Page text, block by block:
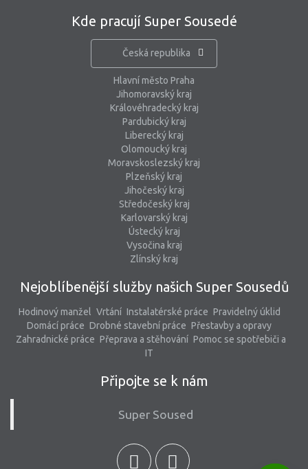
Kde pracují Super Sousedé
Česká republika
Hlavní město Praha
Jihomoravský kraj
Královéhradecký kraj
Pardubický kraj
Liberecký kraj
Olomoucký kraj
Moravskoslezský kraj
Plzeňský kraj
Jihočeský kraj
Středočeský kraj
Karlovarský kraj
Ústecký kraj
Vysočina kraj
Zlínský kraj
Nejoblíbenější služby našich Super Sousedů
Hodinový manžel Vrtání Instalatérské práce Pravidelný úklid
Domácí práce Drobné stavební práce Přestavby a opravy
Zahradnické práce Přeprava a stěhování Pomoc se spotřebiči a
IT
Připojte se k nám
Super Soused